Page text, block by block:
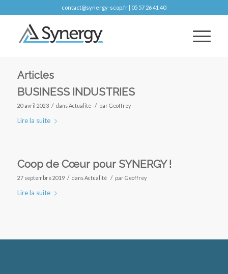
contact@synergy-scop.fr | 05 57 26 41 40
Articles
BUSINESS INDUSTRIES
20 avril 2023 / dansActualité / par Geoffrey
Lire la suite
Coop de Cœur pour SYNERGY !
27 septembre 2019 / dansActualité / par Geoffrey
Lire la suite